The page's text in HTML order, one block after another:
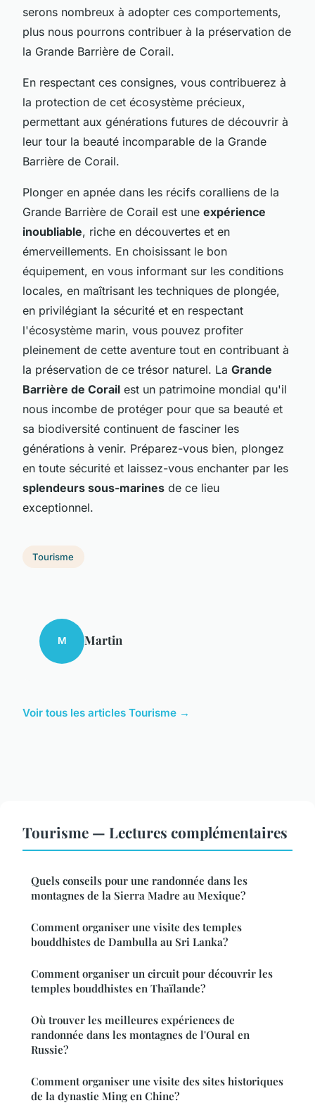
serons nombreux à adopter ces comportements,
plus nous pourrons contribuer à la préservation de
la Grande Barrière de Corail.
En respectant ces consignes, vous contribuerez à
la protection de cet écosystème précieux,
permettant aux générations futures de découvrir à
leur tour la beauté incomparable de la Grande
Barrière de Corail.
Plonger en apnée dans les récifs coralliens de la
Grande Barrière de Corail est une expérience
inoubliable, riche en découvertes et en
émerveillements. En choisissant le bon
équipement, en vous informant sur les conditions
locales, en maîtrisant les techniques de plongée,
en privilégiant la sécurité et en respectant
l'écosystème marin, vous pouvez profiter
pleinement de cette aventure tout en contribuant à
la préservation de ce trésor naturel. La Grande
Barrière de Corail est un patrimoine mondial qu'il
nous incombe de protéger pour que sa beauté et
sa biodiversité continuent de fasciner les
générations à venir. Préparez-vous bien, plongez
en toute sécurité et laissez-vous enchanter par les
splendeurs sous-marines de ce lieu
exceptionnel.
Tourisme
M Martin
Voir tous les articles Tourisme →
Tourisme — Lectures complémentaires
Quels conseils pour une randonnée dans les
montagnes de la Sierra Madre au Mexique?
Comment organiser une visite des temples
bouddhistes de Dambulla au Sri Lanka?
Comment organiser un circuit pour découvrir les
temples bouddhistes en Thaïlande?
Où trouver les meilleures expériences de
randonnée dans les montagnes de l'Oural en
Russie?
Comment organiser une visite des sites historiques
de la dynastie Ming en Chine?